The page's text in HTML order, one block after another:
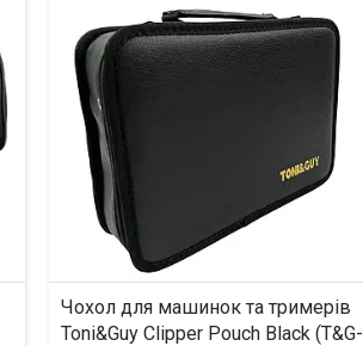
Чохол для машинок та тримерів
Toni&Guy Clipper Pouch Black (T&G-